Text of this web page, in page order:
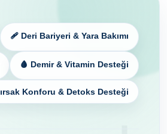
🩹 Deri Bariyeri & Yara Bakımı
🩸 Demir & Vitamin Desteği
Konforu & Detoks Desteği